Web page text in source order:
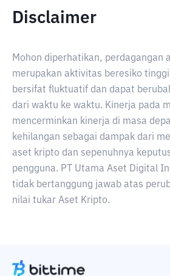
Disclaimer
Mohon diperhatikan, perdagangan
merupakan aktivitas beresiko
bersifat fluktuatif dan dapat
dari waktu ke waktu. Kinerja pada
mencerminkan kinerja di masa
kehilangan sebagai dampak dari
aset kripto dan sepenuhnya
pengguna. PT Utama Aset Digital
tidak bertanggung jawab atas
nilai tukar Aset Kripto.